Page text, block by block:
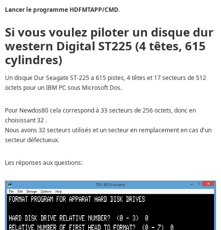
Lancer le programme HDFMTAPP/CMD.
Si vous voulez piloter un disque dur
western Digital ST225 (4 têtes, 615
cylindres)
Un disque Dur Seagate ST-225 a 615 pistes, 4 têtes et 17 secteurs de 512
octets pour un IBM PC sous Microsoft Dos.
Pour Newdos80 cela correspond à 33 secteurs de 256 octets, donc en
choisissant 32 .
Nous avons 32 secteurs utilisés et un secteur en remplacement en cas d'un
secteur défectueux.
Les réponses aux questions: